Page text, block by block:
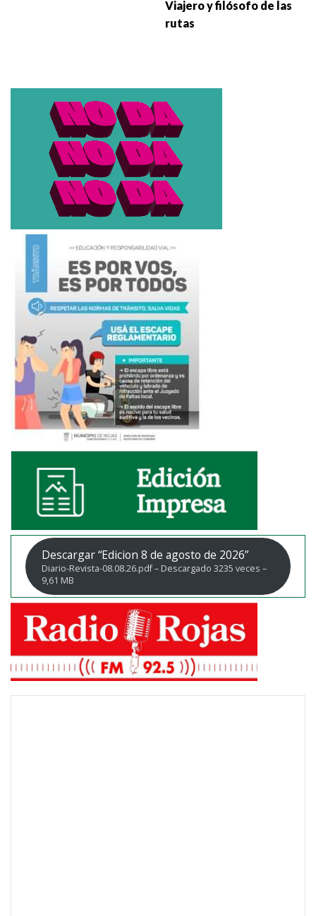
Viajero y filósofo de las
rutas
Descargar “Edicion 8 de agosto de 2026”
Diario-Revista-08.08.26.pdf – Descargado 3235 veces –
9,61 MB